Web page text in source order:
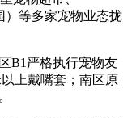
）等多家宠物业态拢
B1严格执行宠物友
上戴嘴套；南区原